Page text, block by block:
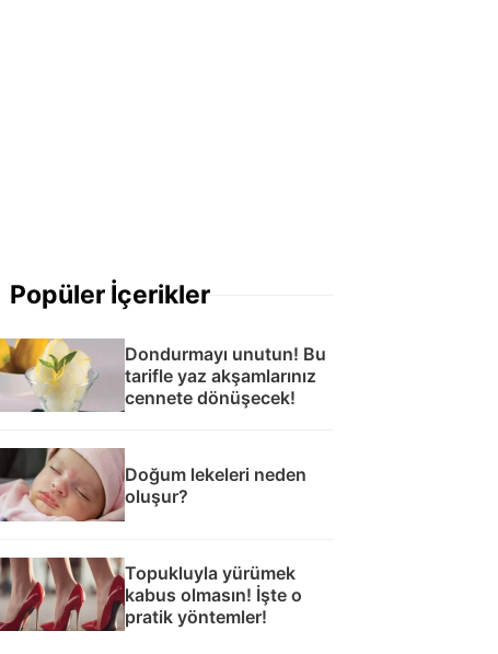
Popüler İçerikler
Dondurmayı unutun! Bu
tarifle yaz akşamlarınız
cennete dönüşecek!
Doğum lekeleri neden
oluşur?
Topukluyla yürümek
kabus olmasın! İşte o
pratik yöntemler!